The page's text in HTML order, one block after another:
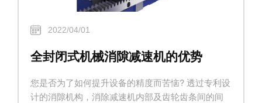
2022/04/01
全封闭式机械消隙减速机的优势
您是否为了如何提升设备的精度而苦恼? 透过专利设
计的消隙机构，消除减速机内部及齿轮齿条间的间